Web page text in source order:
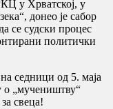
у Хрватској, у
донео је сабор
се судски процес
политички
седници од 5. маја
о „мучеништву“
свеца!